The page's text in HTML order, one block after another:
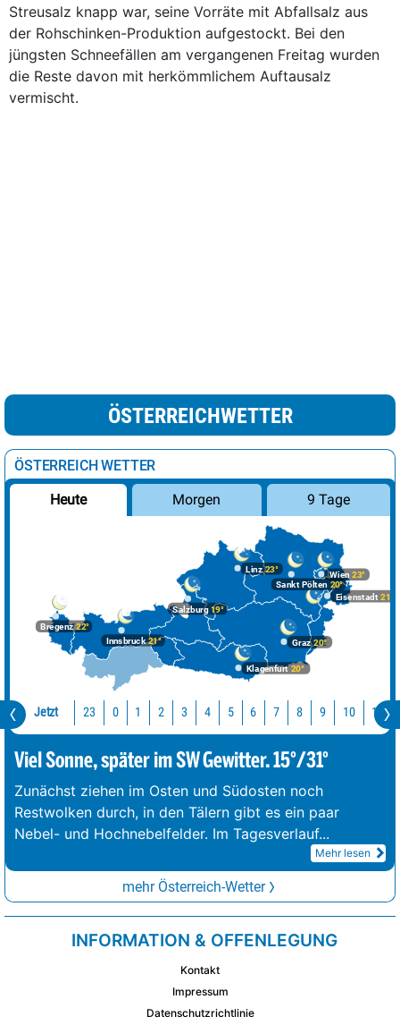
Streusalz knapp war, seine Vorräte mit Abfallsalz aus
der Rohschinken-Produktion aufgestockt. Bei den
jüngsten Schneefällen am vergangenen Freitag wurden
die Reste davon mit herkömmlichem Auftausalz
vermischt.
ÖSTERREICHWETTER
ÖSTERREICH WETTER
Heute Morgen 9 Tage
Bregenz22°
Graz20°
Innsbruck21°
Klagenfurt 20°
Linz23°
Salzburg19°
Wien 23°
Eisenstadt 21°
Sankt Pölten 20°
Jetzt 23 0 1 2 3 4 5 6 7 8 9 10 11
Viel Sonne, später im SW Gewitter. 15°/31°
Zunächst ziehen im Osten und Südosten noch
Restwolken durch, in den Tälern gibt es ein paar
Nebel- und Hochnebelfelder. Im Tagesverlauf...
Mehr lesen
mehr Österreich-Wetter
INFORMATION & OFFENLEGUNG
Kontakt
Impressum
Datenschutzrichtlinie